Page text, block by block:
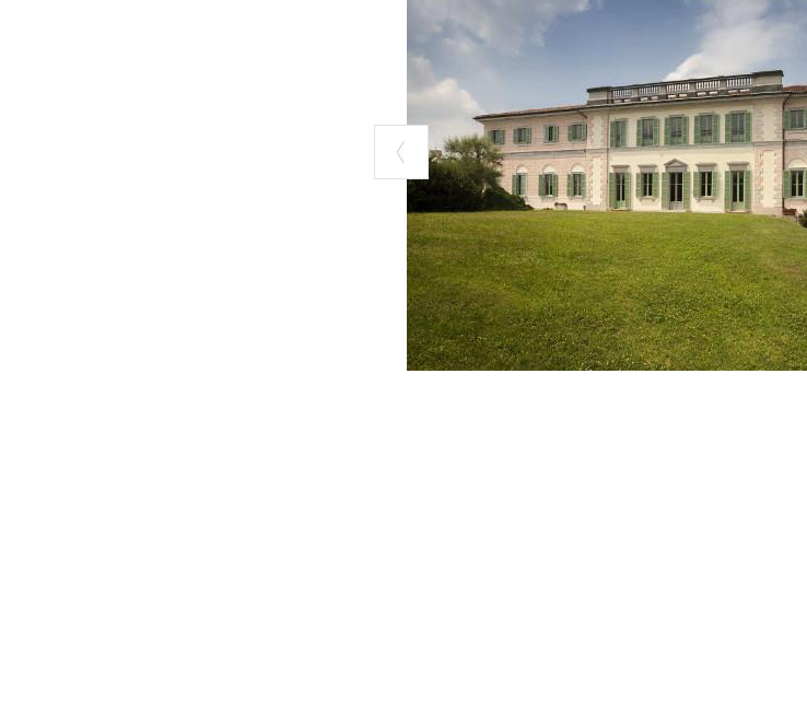
: Utenti allenati
Tipologia di bicicletta consigliata:
MTB e ibrida
Durata media
ALCUNI PUNTI DI INTERESSE
Villa Ponti a Varese
Il complesso comprende tre edifici: la Villa
La prima fu realizzata verso la fine del’600, la
un corpo cubico in stile neogotico e le scuderie, oggi
Info utili:
http://www.villeponti.it/index.phtml